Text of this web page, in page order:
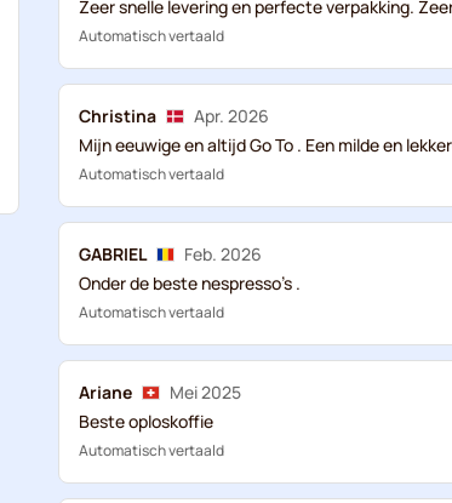
Zeer snelle levering en perfecte verpakking.
Automatisch vertaald
Christina
Apr. 2026
Mijn eeuwige en altijd Go To . Een milde en
Automatisch vertaald
GABRIEL
Feb. 2026
Onder de beste nespresso's .
Automatisch vertaald
Ariane
Mei 2025
Beste oploskoffie
Automatisch vertaald